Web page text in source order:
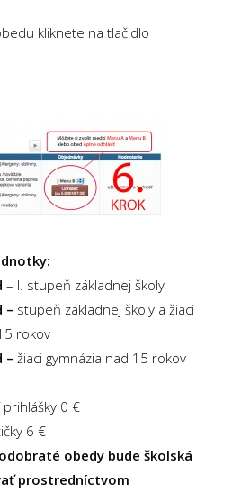
kliknete na tlačidlo
– I. stupeň základnej školy
– stupeň základnej školy a žiaci
rokov
– žiaci gymnázia nad 15 rokov
0 €
6 €
obedy bude školská
prostredníctvom